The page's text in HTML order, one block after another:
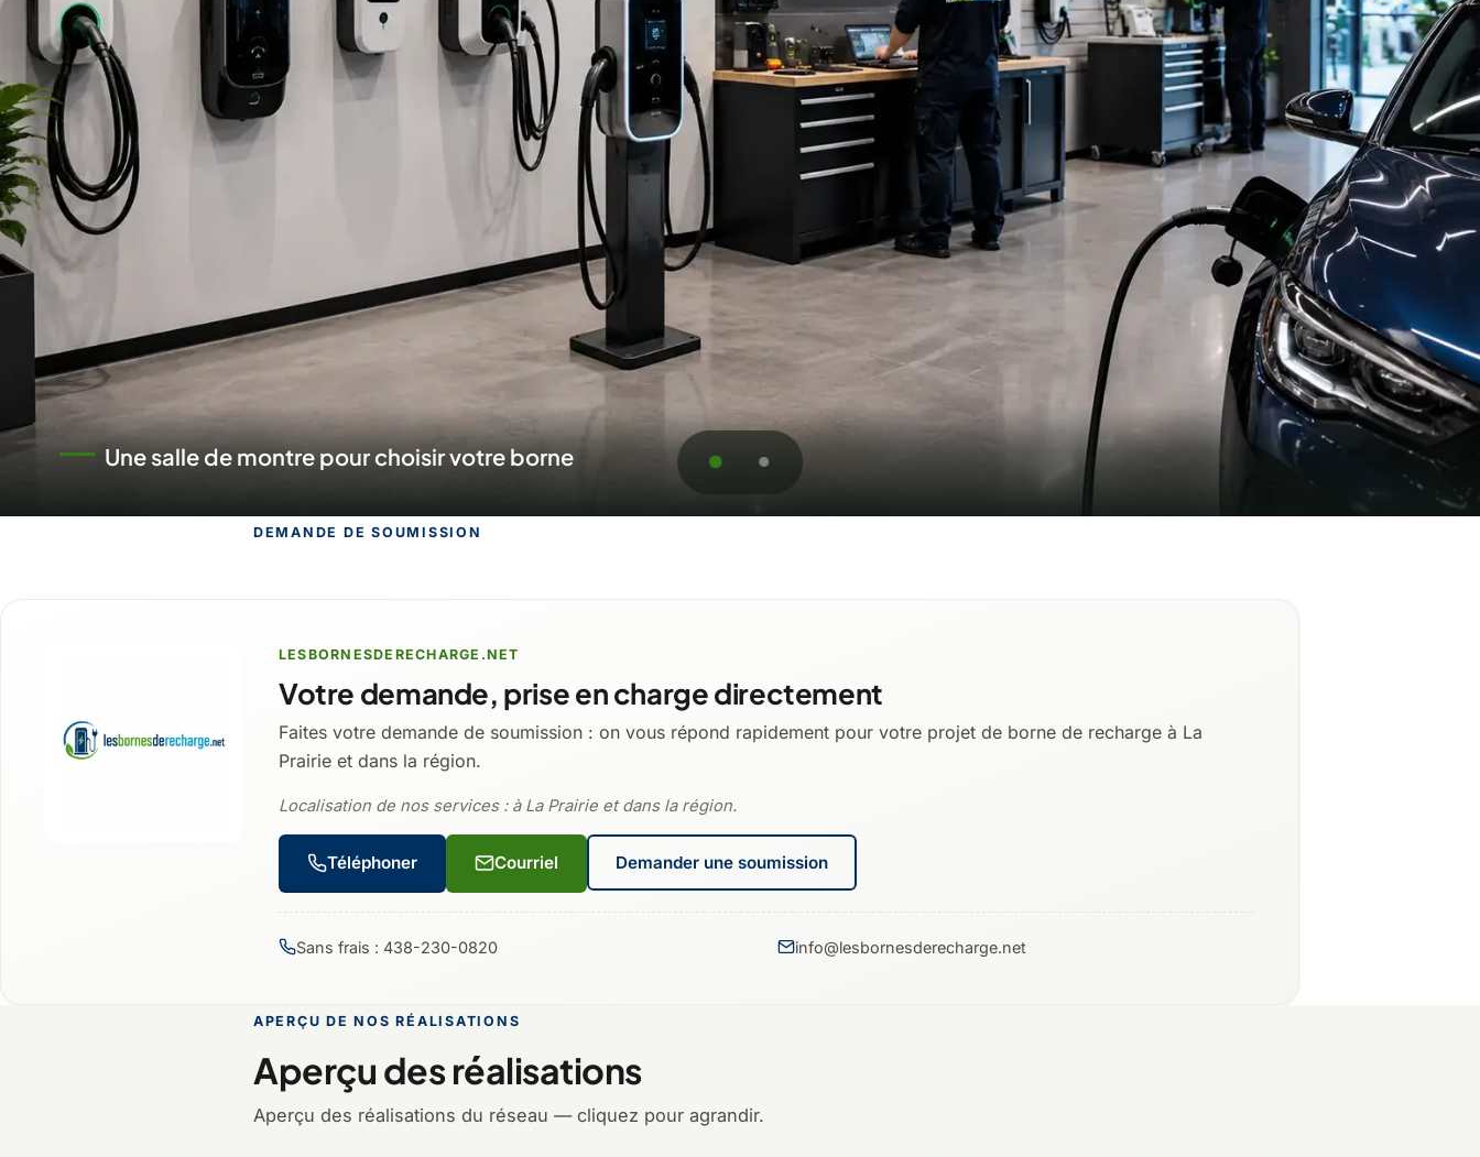
Un commerce au service des projets résidentiels et commerciaux
DEMANDE DE SOUMISSION
LESBORNESDERECHARGE.NET
Votre demande, prise en charge directement
Faites votre demande de soumission : on vous répond rapidement pour votre projet de borne de recharge à La
Prairie et dans la région.
Localisation de nos services : à La Prairie et dans la région.
Téléphoner Courriel Demander une soumission
Sans frais : 438-230-0820 info@lesbornesderecharge.net
APERÇU DE NOS RÉALISATIONS
Aperçu des réalisations
Aperçu des réalisations du réseau — cliquez pour agrandir.